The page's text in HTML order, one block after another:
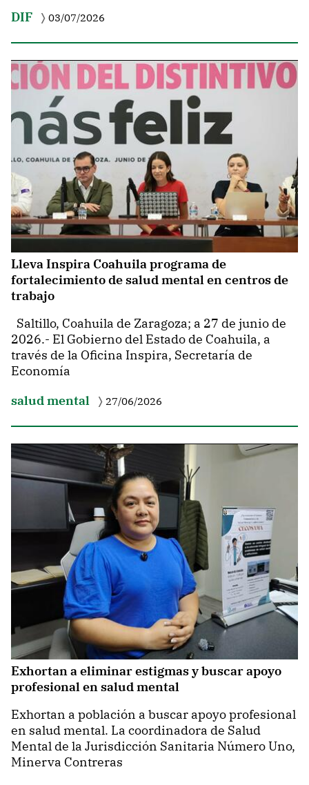
DIF
03/07/2026
Lleva Inspira Coahuila programa de
fortalecimiento de salud mental en centros de
trabajo
Saltillo, Coahuila de Zaragoza; a 27 de junio de
2026.- El Gobierno del Estado de Coahuila, a
través de la Oficina Inspira, Secretaría de
Economía
salud mental
27/06/2026
Exhortan a eliminar estigmas y buscar apoyo
profesional en salud mental
Exhortan a población a buscar apoyo profesional
en salud mental. La coordinadora de Salud
Mental de la Jurisdicción Sanitaria Número Uno,
Minerva Contreras